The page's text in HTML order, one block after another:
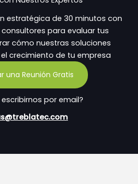
estratégica de 30 minutos con
para evaluar tus
cómo nuestras soluciones
crecimiento de tu empresa
una Reunión Gratis
escribirnos por email?